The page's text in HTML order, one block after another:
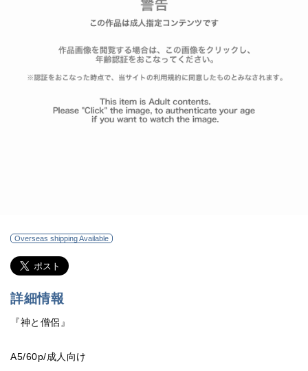
Overseas shipping Available
詳細情報
『神と僧侶』
A5/60p/成人向け